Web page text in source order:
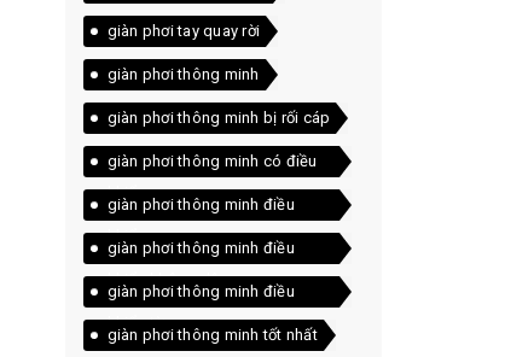
giàn phơi tay quay rời
giàn phơi thông minh
giàn phơi thông minh bị rối cáp
giàn phơi thông minh có điều
khiển
giàn phơi thông minh điều
khiển
giàn phơi thông minh điều
khiển không dây
giàn phơi thông minh điều
khiển từ xa
giàn phơi thông minh tốt nhất